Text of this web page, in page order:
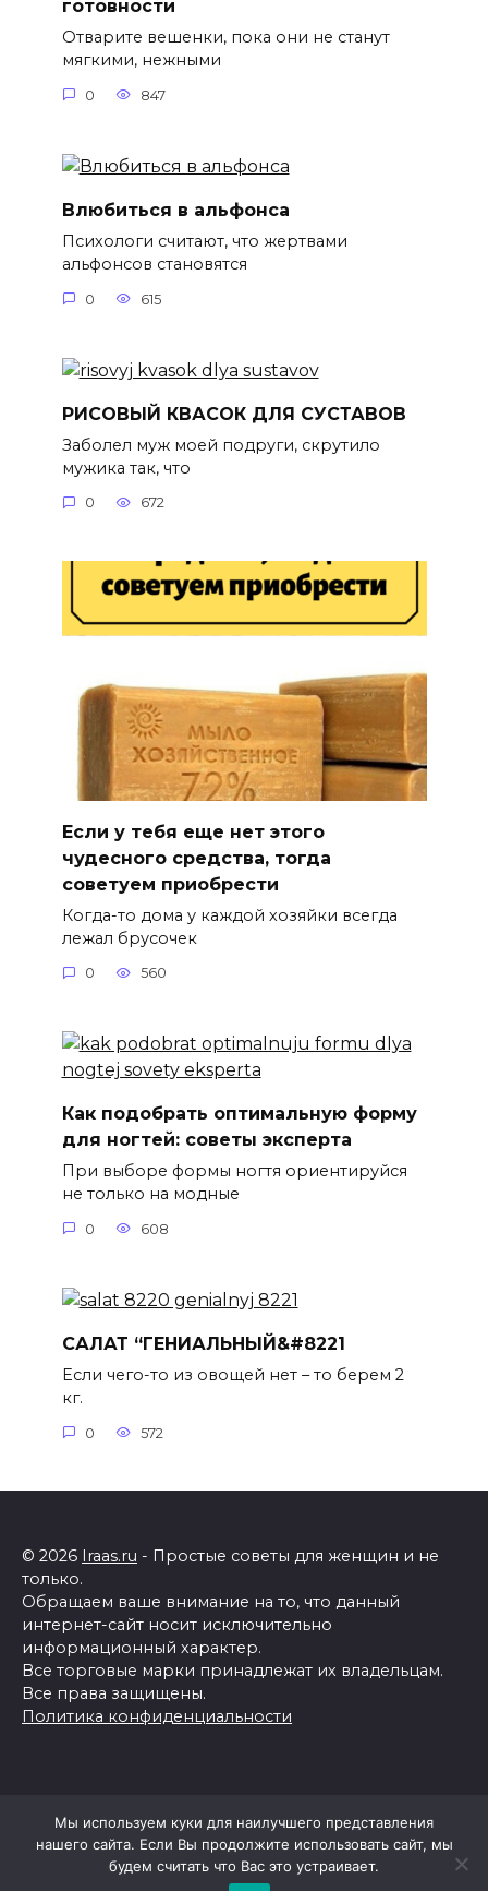
готовности
Отварите вешенки, пока они не станут
мягкими, нежными
0 847
Влюбиться в альфонса
Психологи считают, что жертвами
альфонсов становятся
0 615
РИСОВЫЙ КВАСОК ДЛЯ СУСТАВОВ
Заболел муж моей подруги, скрутило
мужика так, что
0 672
Если у тебя еще нет этого
чудесного средства, тогда
советуем приобрести
Когда-то дома у каждой хозяйки всегда
лежал брусочек
0 560
Как подобрать оптимальную форму
для ногтей: советы эксперта
При выборе формы ногтя ориентируйся
не только на модные
0 608
САЛАТ “ГЕНИАЛЬНЫЙ&#8221
Если чего-то из овощей нет – то берем 2
кг.
0 572
© 2026 Iraas.ru - Простые советы для женщин и не
только.
Обращаем ваше внимание на то, что данный
интернет-сайт носит исключительно
информационный характер.
Все торговые марки принадлежат их владельцам.
Все права защищены.
Политика конфиденциальности
Мы используем куки для наилучшего представления
нашего сайта. Если Вы продолжите использовать сайт, мы
будем считать что Вас это устраивает.